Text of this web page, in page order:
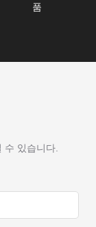
품
있습니다.